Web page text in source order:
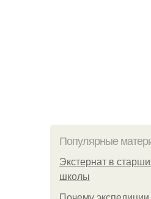
Популярные
Экстернат в
школы